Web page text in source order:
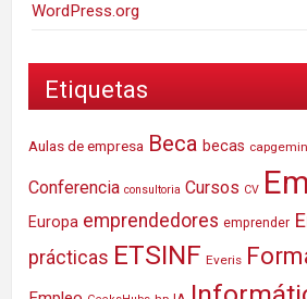
WordPress.org
Etiquetas
Aulas de empresa Beca becas
Conferencia consultoria Cursos CV
Europa emprendedores emprender
prácticas ETSINF Everis